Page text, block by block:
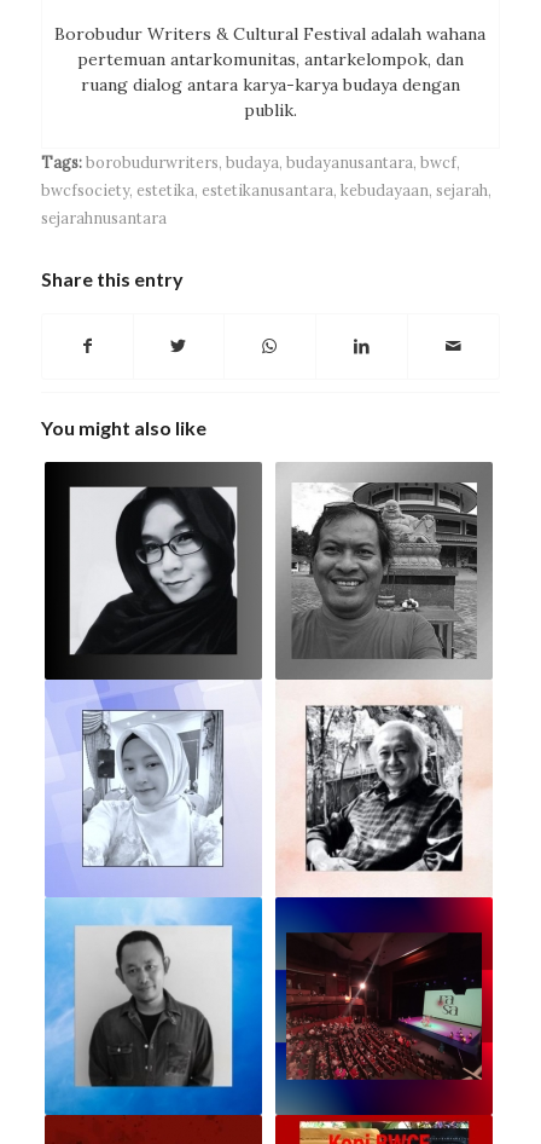
Borobudur Writers & Cultural Festival adalah wahana
pertemuan antarkomunitas, antarkelompok, dan
ruang dialog antara karya-karya budaya dengan
publik.
Tags: borobudurwriters, budaya, budayanusantara, bwcf,
bwcfsociety, estetika, estetikanusantara, kebudayaan, sejarah,
sejarahnusantara
Share this entry
You might also like